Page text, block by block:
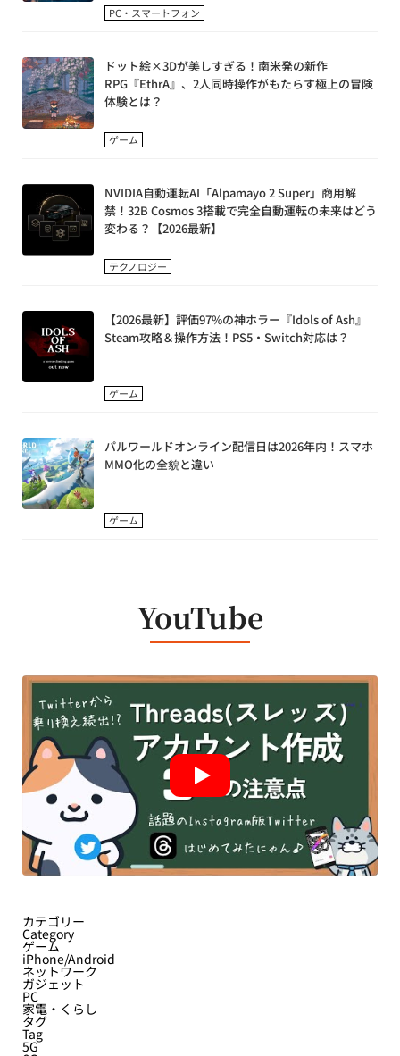
PC・スマートフォン
ドット絵×3Dが美しすぎる！南米発の新作
RPG『EthrA』、2人同時操作がもたらす極上の冒険
体験とは？
ゲーム
NVIDIA自動運転AI「Alpamayo 2 Super」商用解
禁！32B Cosmos 3搭載で完全自動運転の未来はどう
変わる？【2026最新】
テクノロジー
【2026最新】評価97%の神ホラー『Idols of Ash』
Steam攻略＆操作方法！PS5・Switch対応は？
ゲーム
パルワールドオンライン配信日は2026年内！スマホ
MMO化の全貌と違い
ゲーム
YouTube
カテゴリー
Category
ゲーム
iPhone/Android
ネットワーク
ガジェット
PC
家電・くらし
タグ
Tag
5G